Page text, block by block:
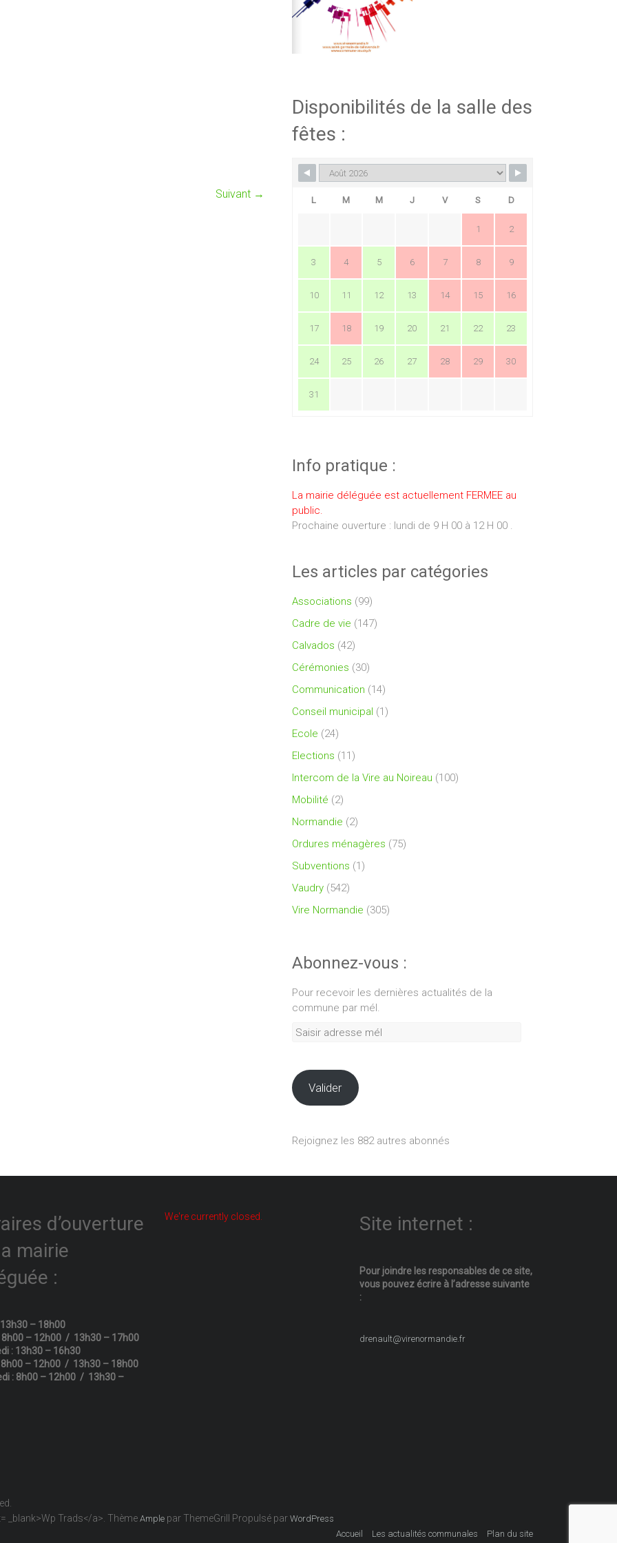
Suivant →
Disponibilités de la salle des
fêtes :
L M M J V S D
1 2
3 4 5 6 7 8 9
10 11 12 13 14 15 16
17 18 19 20 21 22 23
24 25 26 27 28 29 30
31
Info pratique :
La mairie déléguée est actuellement FERMEE au
public.
Prochaine ouverture : lundi de 9 H 00 à 12 H 00 .
Les articles par catégories
Associations (99)
Cadre de vie (147)
Calvados (42)
Cérémonies (30)
Communication (14)
Conseil municipal (1)
Ecole (24)
Elections (11)
Intercom de la Vire au Noireau (100)
Mobilité (2)
Normandie (2)
Ordures ménagères (75)
Subventions (1)
Vaudry (542)
Vire Normandie (305)
Abonnez-vous :
Pour recevoir les dernières actualités de la
commune par mél.
Saisir
Valider
Rejoignez les 882 autres abonnés
d’ouverture
mairie
:
13h30 – 18h00
8h00 – 12h00 / 13h30 – 17h00
: 13h30 – 16h30
8h00 – 12h00 / 13h30 – 18h00
: 8h00 – 12h00 / 13h30 –
We're currently closed. Site internet :
Pour joindre les responsables de ce site,
vous pouvez écrire à l’adresse suivante
:
drenault@virenormandie.fr
_blank>Wp Trads</a>. Thème Ample par ThemeGrill Propulsé par WordPress
Accueil
Les actualités communales Plan du site